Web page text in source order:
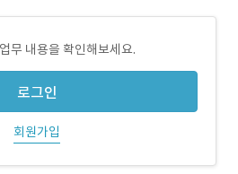
무 내용을 확인해보세요.
로그인
회원가입